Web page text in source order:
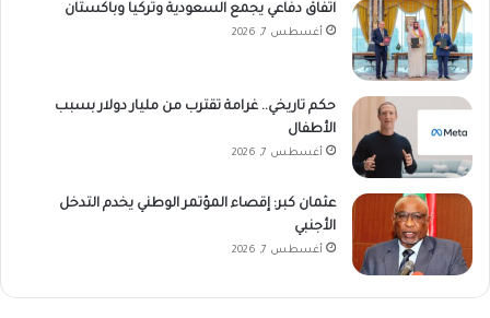
اتفاق دفاعي يجمع السعودية وتركيا وباكستان
أغسطس 7, 2026
حكم تاريخي.. غرامة تقترب من مليار دولار بسبب
الأطفال
أغسطس 7, 2026
عثمان كبر: إقصاء المؤتمر الوطني يخدم التدخل
الأجنبي
أغسطس 7, 2026